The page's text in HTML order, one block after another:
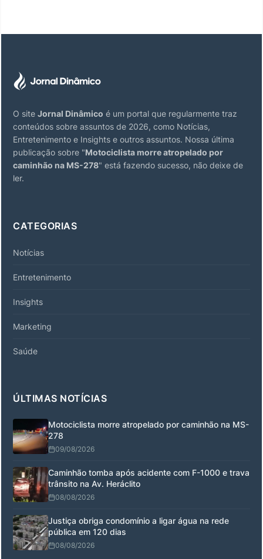
O site Jornal Dinâmico é um portal que regularmente traz
conteúdos sobre assuntos de 2026, como Notícias,
Entretenimento e Insights e outros assuntos. Nossa última
publicação sobre "Motociclista morre atropelado por
caminhão na MS-278" está fazendo sucesso, não deixe de
ler.
CATEGORIAS
Notícias
Entretenimento
Insights
Marketing
Saúde
ÚLTIMAS NOTÍCIAS
Motociclista morre atropelado por caminhão na MS-
278
09/08/2026
Caminhão tomba após acidente com F-1000 e trava
trânsito na Av. Heráclito
08/08/2026
Justiça obriga condomínio a ligar água na rede
pública em 120 dias
08/08/2026